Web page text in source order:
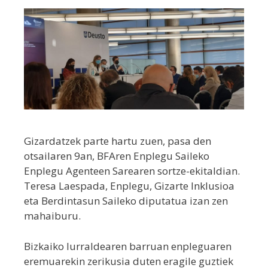
Gizardatzek parte hartu zuen, pasa den
otsailaren 9an, BFAren Enplegu Saileko
Enplegu Agenteen Sarearen sortze-ekitaldian.
Teresa Laespada, Enplegu, Gizarte Inklusioa
eta Berdintasun Saileko diputatua izan zen
mahaiburu.
Bizkaiko lurraldearen barruan enpleguaren
eremuarekin zerikusia duten eragile guztiek